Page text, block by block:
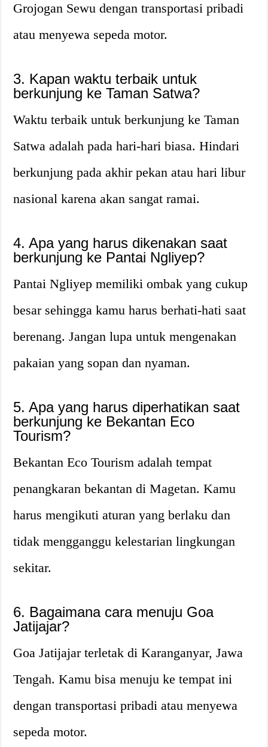
Grojogan Sewu dengan transportasi pribadi
atau menyewa sepeda motor.
3. Kapan waktu terbaik untuk
berkunjung ke Taman Satwa?
Waktu terbaik untuk berkunjung ke Taman
Satwa adalah pada hari-hari biasa. Hindari
berkunjung pada akhir pekan atau hari libur
nasional karena akan sangat ramai.
4. Apa yang harus dikenakan saat
berkunjung ke Pantai Ngliyep?
Pantai Ngliyep memiliki ombak yang cukup
besar sehingga kamu harus berhati-hati saat
berenang. Jangan lupa untuk mengenakan
pakaian yang sopan dan nyaman.
5. Apa yang harus diperhatikan saat
berkunjung ke Bekantan Eco
Tourism?
Bekantan Eco Tourism adalah tempat
penangkaran bekantan di Magetan. Kamu
harus mengikuti aturan yang berlaku dan
tidak mengganggu kelestarian lingkungan
sekitar.
6. Bagaimana cara menuju Goa
Jatijajar?
Goa Jatijajar terletak di Karanganyar, Jawa
Tengah. Kamu bisa menuju ke tempat ini
dengan transportasi pribadi atau menyewa
sepeda motor.